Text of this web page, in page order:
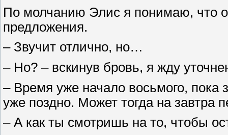
По молчанию Элис я понимаю, что
предложения.
– Звучит отлично, но…
– Но? – вскинув бровь, я жду
– Время уже начало восьмого, пока
уже поздно. Может тогда на завтра
– А как ты смотришь на то, чтобы